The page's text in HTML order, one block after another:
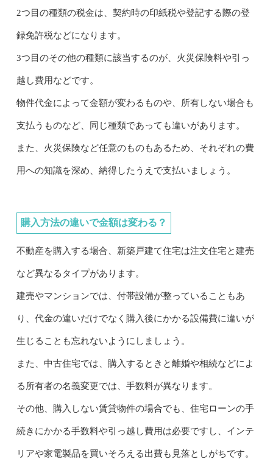
2つ目の種類の税金は、契約時の印紙税や登記する際の登
録免許税などになります。
3つ目のその他の種類に該当するのが、火災保険料や引っ
越し費用などです。
物件代金によって金額が変わるものや、所有しない場合も
支払うものなど、同じ種類であっても違いがあります。
また、火災保険など任意のものもあるため、それぞれの費
用への知識を深め、納得したうえで支払いましょう。
購入方法の違いで金額は変わる？
不動産を購入する場合、新築戸建て住宅は注文住宅と建売
など異なるタイプがあります。
建売やマンションでは、付帯設備が整っていることもあ
り、代金の違いだけでなく購入後にかかる設備費に違いが
生じることも忘れないようにしましょう。
また、中古住宅では、購入するときと離婚や相続などによ
る所有者の名義変更では、手数料が異なります。
その他、購入しない賃貸物件の場合でも、住宅ローンの手
続きにかかる手数料や引っ越し費用は必要ですし、インテ
リアや家電製品を買いそろえる出費も見落としがちです。